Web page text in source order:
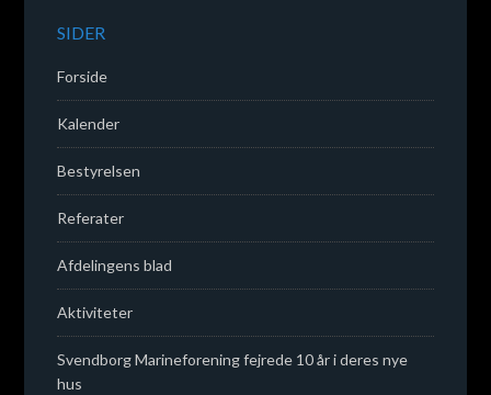
SIDER
Forside
Kalender
Bestyrelsen
Referater
Afdelingens blad
Aktiviteter
Svendborg Marineforening fejrede 10 år i deres nye
hus